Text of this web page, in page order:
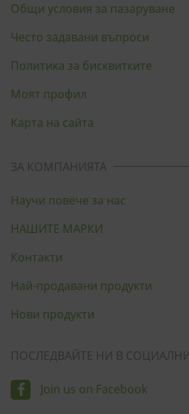
Общи условия за пазаруване
Често задавани въпроси
Политика за бисквитките
Моят профил
Карта на сайта
ЗА КОМПАНИЯТА
Научи повече за нас
НАШИТЕ МАРКИ
Контакти
Най-продавани продукти
Нови продукти
ПОСЛЕДВАЙТЕ НИ В
Join us on Facebook